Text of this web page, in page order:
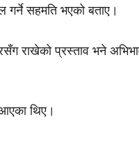
गर्ने सहमति भएको बताए।
राखेको प्रस्ताव भने
आएका थिए।